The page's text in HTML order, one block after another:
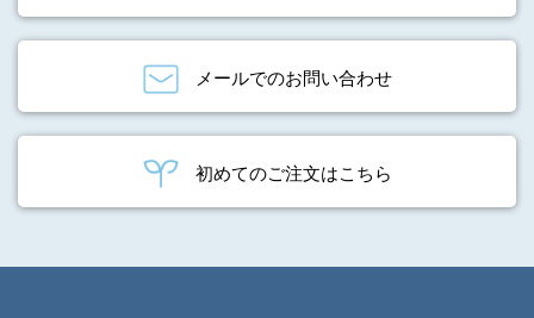
メールでのお問い合わせ
初めてのご注文はこちら